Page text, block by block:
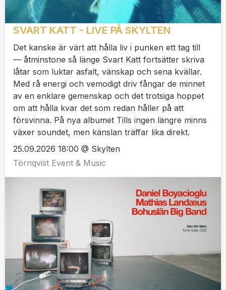
SVART KATT - LIVE PÅ SKYLTEN
Det kanske är värt att hålla liv i punken ett tag till
— åtminstone så länge Svart Katt fortsätter skriva
låtar som luktar asfalt, vänskap och sena kvällar.
Med rå energi och vemodigt driv fångar de minnet
av en enklare gemenskap och det trotsiga hoppet
om att hålla kvar det som redan håller på att
försvinna. På nya albumet Tills ingen längre minns
växer soundet, men känslan träffar lika direkt.
25.09.2026 18:00 @ Skylten
Törnqvist Event & Music